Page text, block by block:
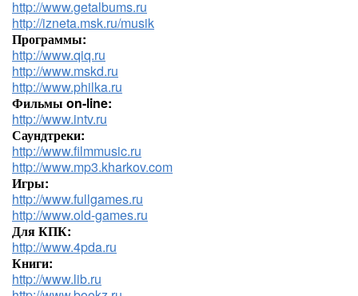
http://www.getalbums.ru
http://izneta.msk.ru/musik
Программы:
http://www.qiq.ru
http://www.mskd.ru
http://www.philka.ru
Фильмы on-line:
http://www.intv.ru
Саундтреки:
http://www.filmmusic.ru
http://www.mp3.kharkov.com
Игры:
http://www.fullgames.ru
http://www.old-games.ru
Для КПК:
http://www.4pda.ru
Книги:
http://www.lib.ru